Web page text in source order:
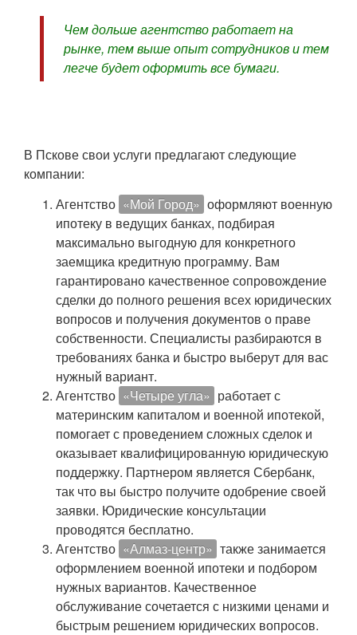
Чем дольше агентство работает на
рынке, тем выше опыт сотрудников и тем
легче будет оформить все бумаги.
В Пскове свои услуги предлагают следующие
компании:
Агентство «Мой Город» оформляют военную
ипотеку в ведущих банках, подбирая
максимально выгодную для конкретного
заемщика кредитную программу. Вам
гарантировано качественное сопровождение
сделки до полного решения всех юридических
вопросов и получения документов о праве
собственности. Специалисты разбираются в
требованиях банка и быстро выберут для вас
нужный вариант.
Агентство «Четыре угла» работает с
материнским капиталом и военной ипотекой,
помогает с проведением сложных сделок и
оказывает квалифицированную юридическую
поддержку. Партнером является Сбербанк,
так что вы быстро получите одобрение своей
заявки. Юридические консультации
проводятся бесплатно.
Агентство «Алмаз-центр» также занимается
оформлением военной ипотеки и подбором
нужных вариантов. Качественное
обслуживание сочетается с низкими ценами и
быстрым решением юридических вопросов.